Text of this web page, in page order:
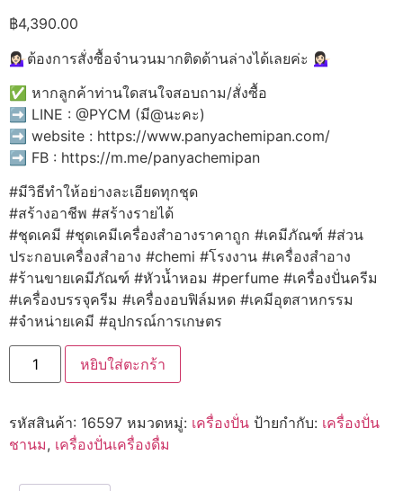
฿4,390.00
💁🏻‍♀️ต้องการสั่งซื้อจำนวนมากติดด้านล่างได้เลยค่ะ 💁🏻‍♀️
✅ หากลูกค้าท่านใดสนใจสอบถาม/สั่งซื้อ
➡️ LINE : @PYCM (มี@นะคะ)
➡️ website : https://www.panyachemipan.com/
➡️ FB : https://m.me/panyachemipan
#มีวิธีทำให้อย่างละเอียดทุกชุด
#สร้างอาชีพ #สร้างรายได้
#ชุดเคมี #ชุดเคมีเครื่องสำอางราคาถูก #เคมีภัณฑ์ #ส่วน
ประกอบเครื่องสำอาง #chemi #โรงงาน #เครื่องสำอาง
#ร้านขายเคมีภัณฑ์ #หัวน้ำหอม #perfume #เครื่องปั่นครีม
#เครื่องบรรจุครีม #เครื่องอบฟิล์มหด #เคมีอุตสาหกรรม
#จำหน่ายเคมี #อุปกรณ์การเกษตร
จำนวน
16597
Double
Shake
Machine
เครื่อง
เครื่อง
หยิบใส่ตะกร้า
รหัสสินค้า: 16597 หมวดหมู่: เครื่องปั่น ป้ายกำกับ: เครื่องปั่น
ชานม, เครื่องปั่นเครื่องดื่ม